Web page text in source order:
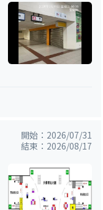
開始：2026/07/31
結束：2026/08/17